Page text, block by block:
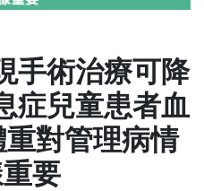
手術治療可降
症兒童患者血
對管理病情
要